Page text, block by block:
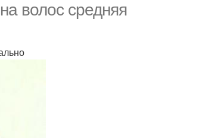
волос средняя